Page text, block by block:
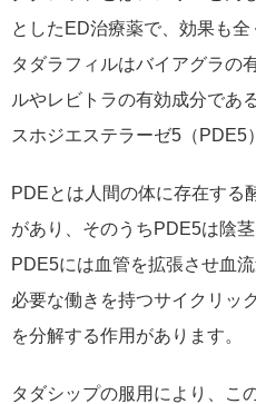
としたED治療薬で、効果も全
タダラフィルはバイアグラの
ルやレビトラの有効成分であ
スホジエステラーゼ5（PDE5
PDEとは人間の体に存在する
があり、そのうちPDE5は陰
PDE5には血管を拡張させ血
必要な働きを持つサイクリッ
を分解する作用があります。
タダシップの服用により、こ